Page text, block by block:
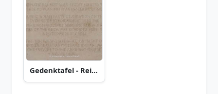
Gedenktafel - Reichsprogromnacht